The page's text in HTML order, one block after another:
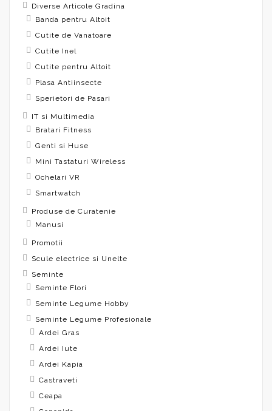
Diverse Articole Gradina
Banda pentru Altoit
Cutite de Vanatoare
Cutite Inel
Cutite pentru Altoit
Plasa Antiinsecte
Sperietori de Pasari
IT si Multimedia
Bratari Fitness
Genti si Huse
Mini Tastaturi Wireless
Ochelari VR
Smartwatch
Produse de Curatenie
Manusi
Promotii
Scule electrice si Unelte
Seminte
Seminte Flori
Seminte Legume Hobby
Seminte Legume Profesionale
Ardei Gras
Ardei Iute
Ardei Kapia
Castraveti
Ceapa